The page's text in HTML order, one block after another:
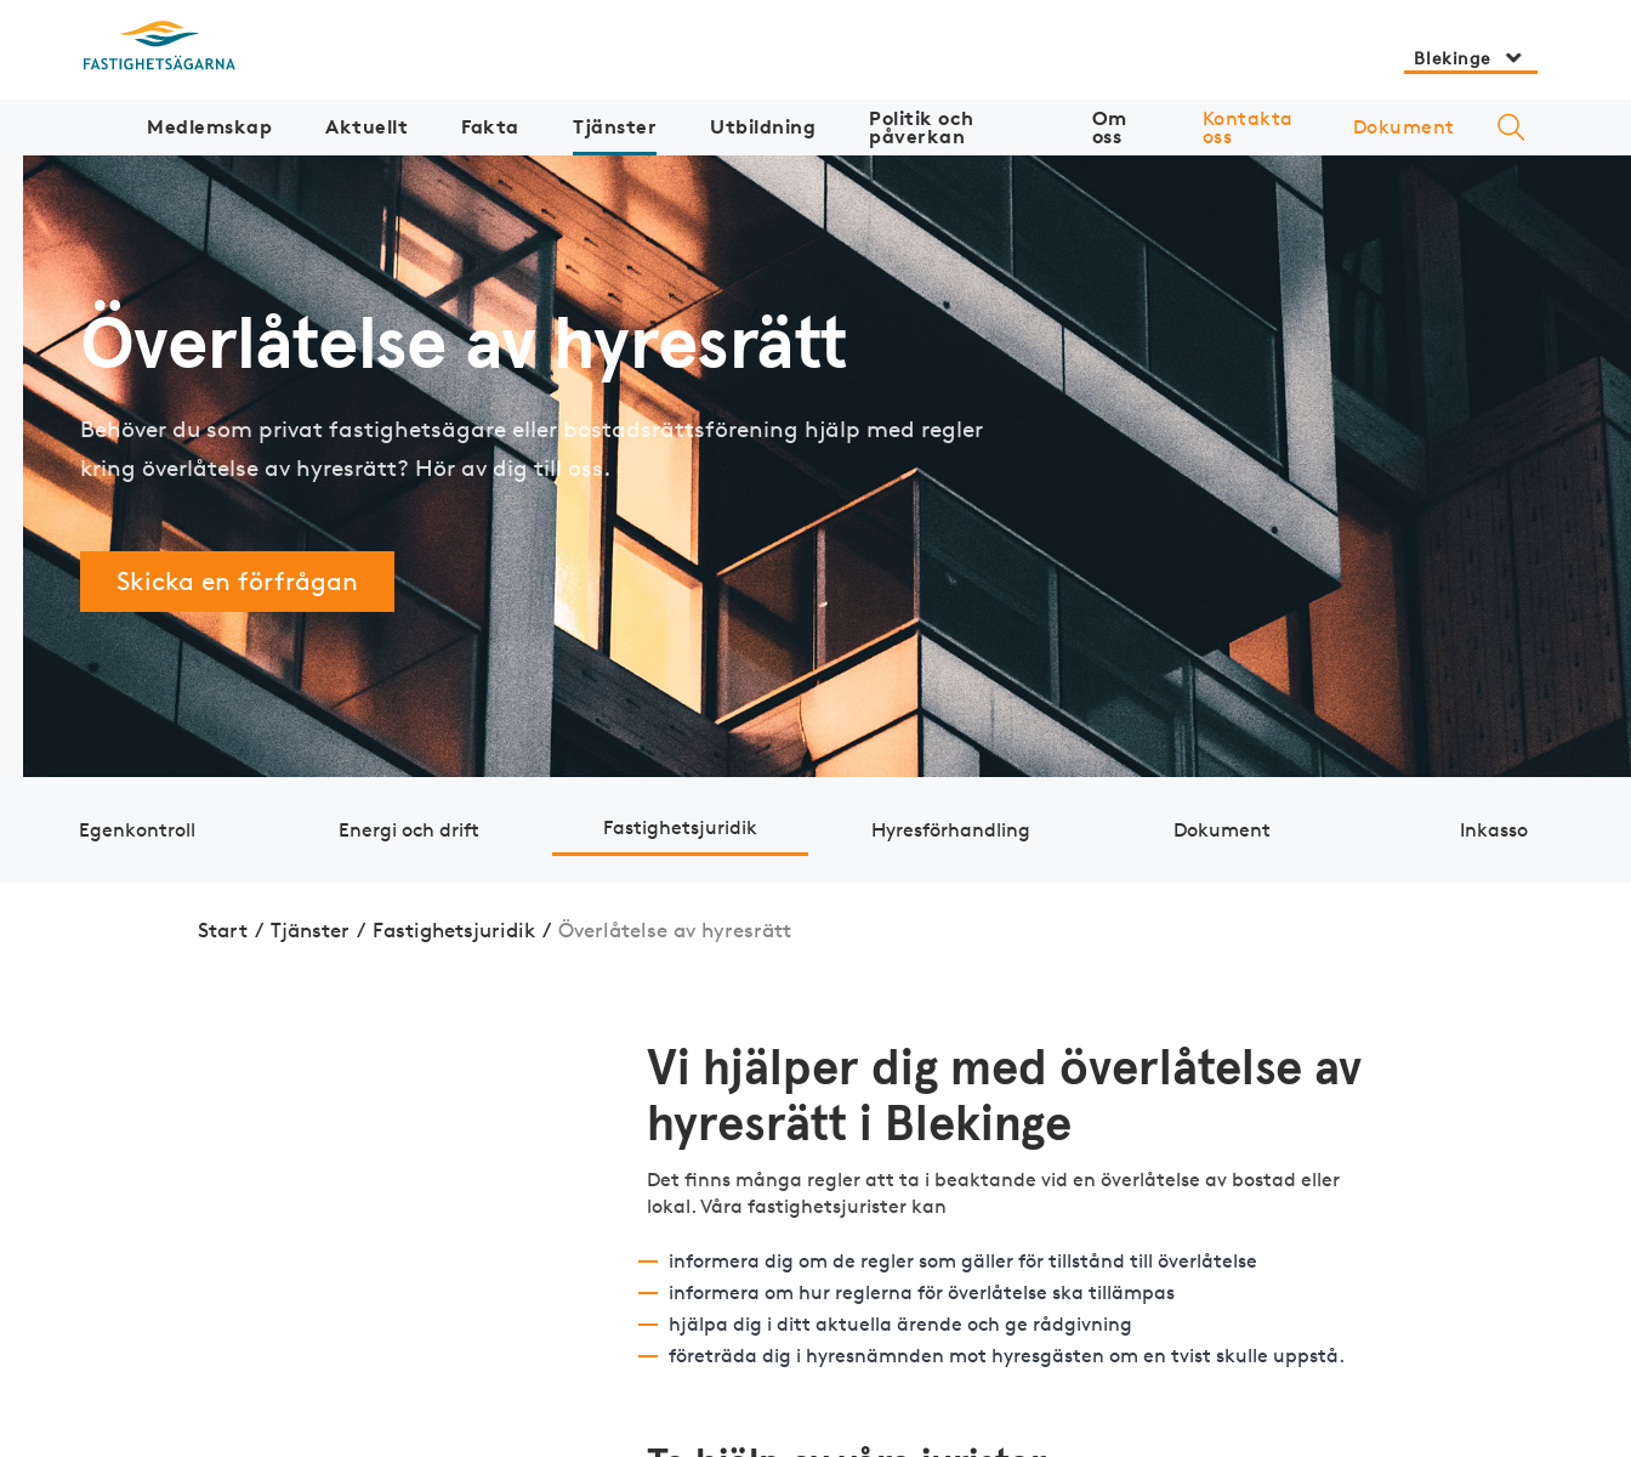
Blekinge
Medlemskap Aktuellt Fakta Tjänster Utbildning Politik och
påverkan
Om
oss
Kontakta
oss Dokument
Överlåtelse av hyresrätt
Behöver du som privat fastighetsägare eller bostadsrättsförening hjälp med regler
kring överlåtelse av hyresrätt? Hör av dig till oss.
Skicka en förfrågan
Egen­kontroll Energi och drift Fastig­hets­juridik Hyres­för­handling Dokument Inkasso
Start / Tjänster / Fastig­hets­juridik / Överlåtelse av hyresrätt
Vi hjälper dig med överlåtelse av
hyresrätt i Blekinge
Det finns många regler att ta i beaktande vid en överlåtelse av bostad eller
lokal. Våra fastighetsjurister kan
informera dig om de regler som gäller för tillstånd till överlåtelse
informera om hur reglerna för överlåtelse ska tillämpas
hjälpa dig i ditt aktuella ärende och ge rådgivning
företräda dig i hyresnämnden mot hyresgästen om en tvist skulle uppstå.